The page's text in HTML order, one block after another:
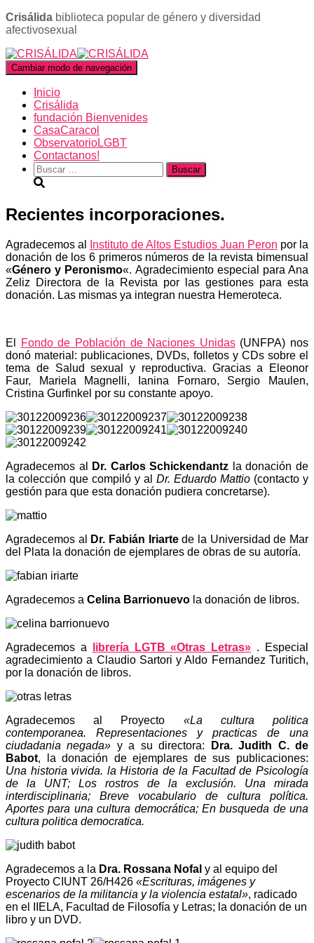
Crisálida biblioteca popular de género y diversidad
afectivosexual
Cambiar modo de navegación
Inicio
Crisálida
fundación Bienvenides
CasaCaracol
ObservatorioLGBT
Contactanos!
Buscar:
Recientes incorporaciones.
Agradecemos al Instituto de Altos Estudios Juan Peron por la
donación de los 6 primeros números de la revista bimensual
«Género y Peronismo«. Agradecimiento especial para Ana
Zeliz Directora de la Revista por las gestiones para esta
donación. Las mismas ya integran nuestra Hemeroteca.
El Fondo de Población de Naciones Unidas(UNFPA) nos
donó material: publicaciones, DVDs, folletos y CDs sobre el
tema de Salud sexual y reproductiva. Gracias a Eleonor
Faur, Mariela Magnelli, Ianina Fornaro, Sergio Maulen,
Cristina Gurfinkel por su constante apoyo.
Agradecemos al Dr. Carlos Schickendantz la donación de
la colección que compiló y al Dr. Eduardo Mattio (contacto y
gestión para que esta donación pudiera concretarse).
Agradecemos al Dr. Fabián Iriartede la Universidad de Mar
del Plata la donación de ejemplares de obras de su autoría.
Agradecemos a Celina Barrionuevo la donación de libros.
Agradecemos a librería LGTB «Otras Letras» . Especial
agradecimiento a Claudio Sartori y Aldo Fernandez Turitich,
por la donación de libros.
Agradecemos al Proyecto «La cultura politica
contemporanea. Representaciones y practicas de una
ciudadania negada» y a su directora:
Dra. Judith C. de
Babot, la donación de ejemplares de sus publicaciones:
Una historia vivida. la Historia de la Facultad de Psicología
de la UNT; Los rostros de la exclusión. Una mirada
interdisciplinaria; Breve vocabulario de cultura política.
Aportes para una cultura democrática; En busqueda de una
cultura politica democratica.
Agradecemos a la Dra. Rossana Nofal y al equipo del
Proyecto CIUNT 26/H426 «Escrituras, imágenes y
escenarios de la militancia y la violencia estatal», radicado
en el IIELA, Facultad de Filosofía y Letras; la donación de un
libro y un DVD.